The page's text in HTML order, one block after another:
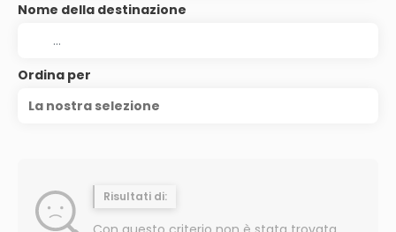
Nome della destinazione
Ordina per
La nostra selezione
Risultati di: